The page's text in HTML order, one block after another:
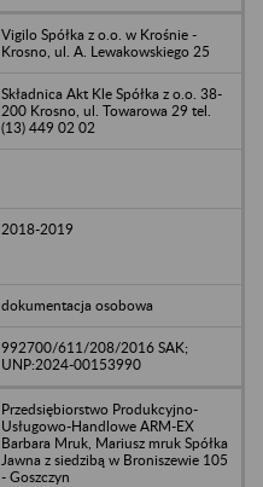
Vigilo Spółka z o.o. w Krośnie -
Krosno, ul. A. Lewakowskiego 25
Składnica Akt Kle Spółka z o.o. 38-
200 Krosno, ul. Towarowa 29 tel.
(13) 449 02 02
2018-2019
dokumentacja osobowa
992700/611/208/2016 SAK;
UNP:2024-00153990
Przedsiębiorstwo Produkcyjno-
Usługowo-Handlowe ARM-EX
Barbara Mruk, Mariusz mruk Spółka
Jawna z siedzibą w Broniszewie 105
- Goszczyn